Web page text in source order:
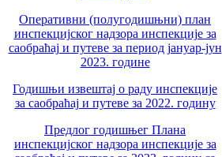
Оперативни (полугодишњни) план
инспекцијског надзора инспекције за
саобраћај и путеве за период јануар-јун
2023. године
Годишњи извештај о раду инспекције
за саобраћај и путеве за 2022. годину
Предлог годишњег Плана
инспекцијског надзора инспекције за